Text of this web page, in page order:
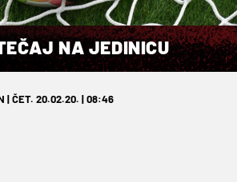
NA JEDINICU
| ČET. 20.02.20. | 08:46